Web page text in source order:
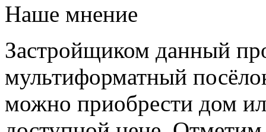
Наше мнение
Застройщиком данный
мультиформатный
можно приобрести дом